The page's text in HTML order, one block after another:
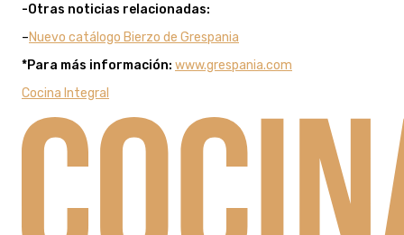
-Otras noticias relacionadas:
–Nuevo catálogo Bierzo de Grespania
*Para más información: www.grespania.com
Cocina Integral